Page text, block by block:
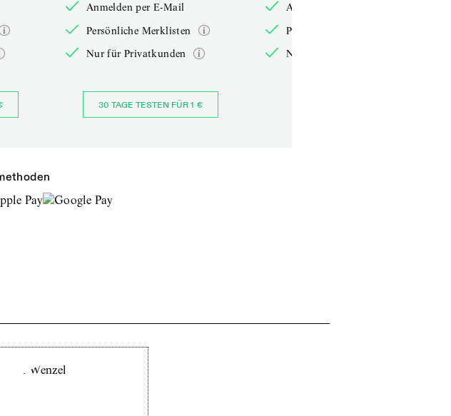
Anmelden per E-Mail
Persönliche Merklisten
Nur für Privatkunden
30 TAGE TESTEN FÜR 1 €
Anmelden per E-Mail
Persönliche Merklisten
Nur für Privatkunden